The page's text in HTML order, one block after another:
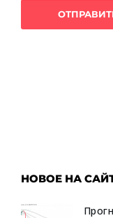
НОВОЕ НА